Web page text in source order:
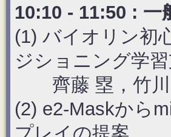
10:10 - 11:50 :
(1) バイオリン初
ジショニング学
齊藤 塁，竹川
(2) e2-Maskから